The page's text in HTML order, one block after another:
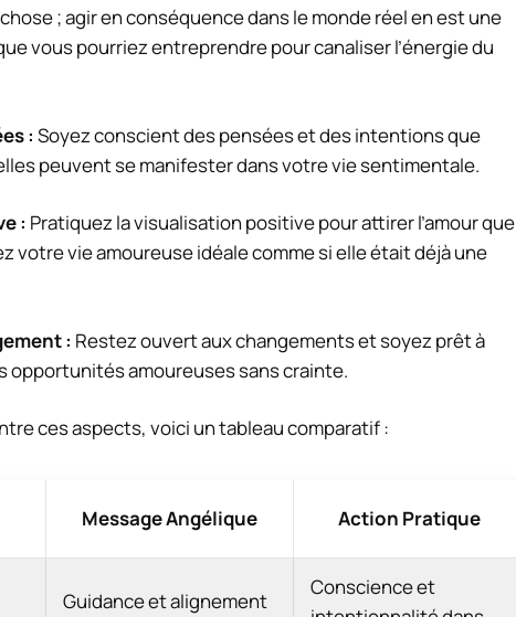
; agir en conséquence dans le monde réel en est une
vous pourriez entreprendre pour canaliser l’énergie du
: Soyez conscient des pensées et des intentions que
peuvent se manifester dans votre vie sentimentale.
: Pratiquez la visualisation positive pour attirer l’amour que
votre vie amoureuse idéale comme si elle était déjà une
: Restez ouvert aux changements et soyez prêt à
opportunités amoureuses sans crainte.
ces aspects, voici un tableau comparatif :
Message Angélique Action Pratique
Guidance et alignement
Conscience et